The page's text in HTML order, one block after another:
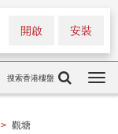
安裝
開啟
搜索香港樓盤
> 觀塘